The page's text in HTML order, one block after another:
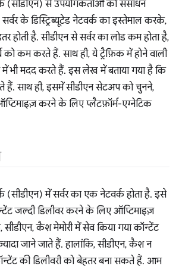
(सीडीएन) से उपयोगकर्ताओं को संसाधन
के डिस्ट्रिब्यूटेड नेटवर्क का इस्तेमाल करके,
होती है. सीडीएन से सर्वर का लोड कम होता है,
कम करते हैं. साथ ही, ये ट्रैफ़िक में होने वाली
भी मदद करते हैं. इस लेख में बताया गया है कि
हैं. साथ ही, इसमें सीडीएन सेटअप को चुनने,
करने के लिए प्लैटफ़ॉर्म-एग्नेटिक
(सीडीएन) में सर्वर का एक नेटवर्क होता है. इसे
जल्दी डिलीवर करने के लिए ऑप्टिमाइज़
सीडीएन, कैश मेमोरी में सेव किया गया कॉन्टेंट
जाने जाते हैं. हालांकि, सीडीएन, कैश न
की डिलीवरी को बेहतर बना सकते हैं. आम